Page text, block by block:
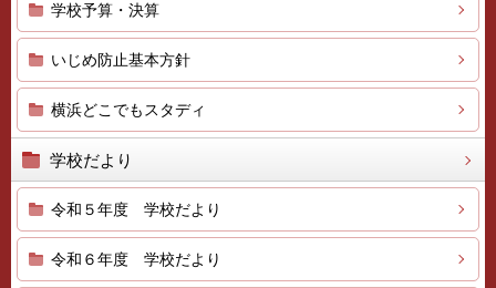
学校予算・決算
いじめ防止基本方針
横浜どこでもスタディ
学校だより
令和５年度 学校だより
令和６年度 学校だより